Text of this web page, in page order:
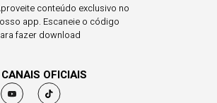
conteúdo exclusivo no
app. Escaneie o código
fazer download
OFICIAIS